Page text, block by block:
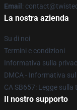
Email :
La nostra azienda
Su di noi
Termini e condizioni
Informativa sulla
DMCA - Informativa
CA SB657: Legge
Il nostro supporto